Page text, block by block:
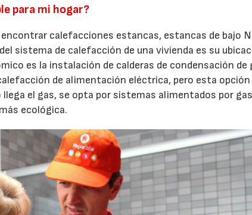
para mi hogar?
calefacciones estancas, estancas de bajo
sistema de calefacción de una vivienda es su
es la instalación de calderas de condensación de
de alimentación eléctrica, pero esta opción
llega el gas, se opta por sistemas alimentados por
ecológica.